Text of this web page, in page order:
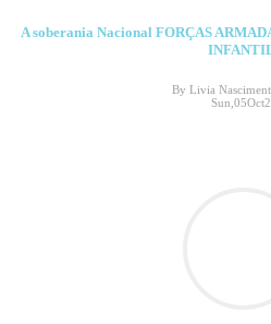
A soberania Nacional FORÇAS
By Livia